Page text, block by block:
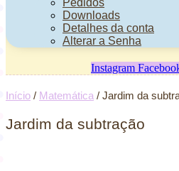
Pedidos
Downloads
Detalhes da conta
Alterar a Senha
Instagram
Início / Matemática / Jardim da
Jardim da subtração